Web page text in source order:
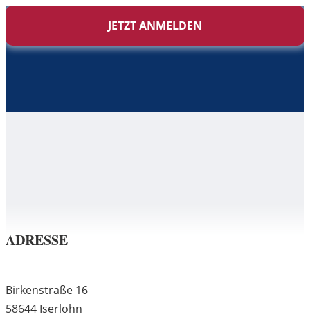
JETZT ANMELDEN
ADRESSE
Birkenstraße 16
58644 Iserlohn